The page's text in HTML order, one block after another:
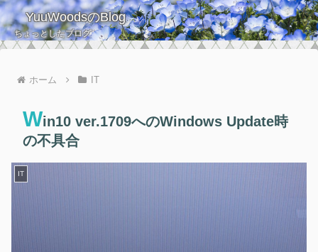
YuuWoodsのBlog
ちょっとしたブログ
ホーム IT
Win10 ver.1709へのWindows Update時
の不具合
IT